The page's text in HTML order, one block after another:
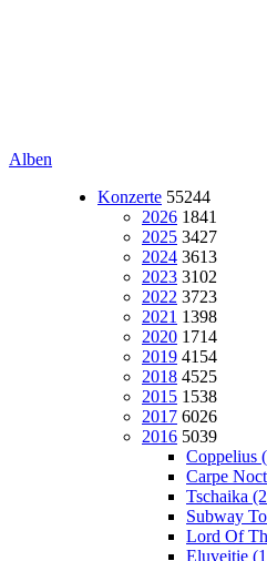
Alben
Konzerte 55244
2026 1841
2025 3427
2024 3613
2023 3102
2022 3723
2021 1398
2020 1714
2019 4154
2018 4525
2015 1538
2017 6026
2016 5039
Coppelius
Carpe
Tschaika
Subway
Lord Of
Eluveitie